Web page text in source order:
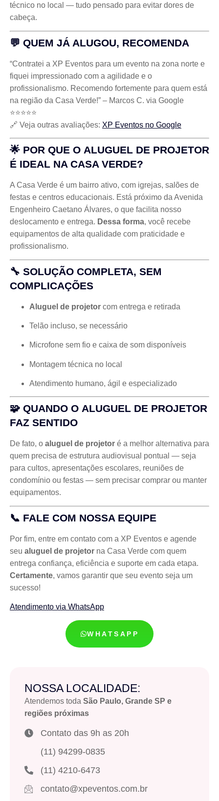
técnico no local — tudo pensado para evitar dores de
cabeça.
💬 QUEM JÁ ALUGOU, RECOMENDA
“Contratei a XP Eventos para um evento na zona norte e
fiquei impressionado com a agilidade e o
profissionalismo. Recomendo fortemente para quem está
na região da Casa Verde!” – Marcos C. via Google
⭐⭐⭐⭐⭐
🔗 Veja outras avaliações: XP Eventos no Google
🌟 POR QUE O ALUGUEL DE PROJETOR
É IDEAL NA CASA VERDE?
A Casa Verde é um bairro ativo, com igrejas, salões de
festas e centros educacionais. Está próximo da Avenida
Engenheiro Caetano Álvares, o que facilita nosso
deslocamento e entrega. Dessa forma, você recebe
equipamentos de alta qualidade com praticidade e
profissionalismo.
🔧 SOLUÇÃO COMPLETA, SEM
COMPLICAÇÕES
Aluguel de projetor com entrega e retirada
Telão incluso, se necessário
Microfone sem fio e caixa de som disponíveis
Montagem técnica no local
Atendimento humano, ágil e especializado
🧩 QUANDO O ALUGUEL DE PROJETOR
FAZ SENTIDO
De fato, o aluguel de projetor é a melhor alternativa para
quem precisa de estrutura audiovisual pontual — seja
para cultos, apresentações escolares, reuniões de
condomínio ou festas — sem precisar comprar ou manter
equipamentos.
📞 FALE COM NOSSA EQUIPE
Por fim, entre em contato com a XP Eventos e agende
seu aluguel de projetor na Casa Verde com quem
entrega confiança, eficiência e suporte em cada etapa.
Certamente, vamos garantir que seu evento seja um
sucesso!
Atendimento via WhatsApp
WHATSAPP
NOSSA LOCALIDADE:
Atendemos toda São Paulo, Grande SP e
regiões próximas
Contato das 9h as 20h
(11) 94299-0835
(11) 4210-6473
contato@xpeventos.com.br